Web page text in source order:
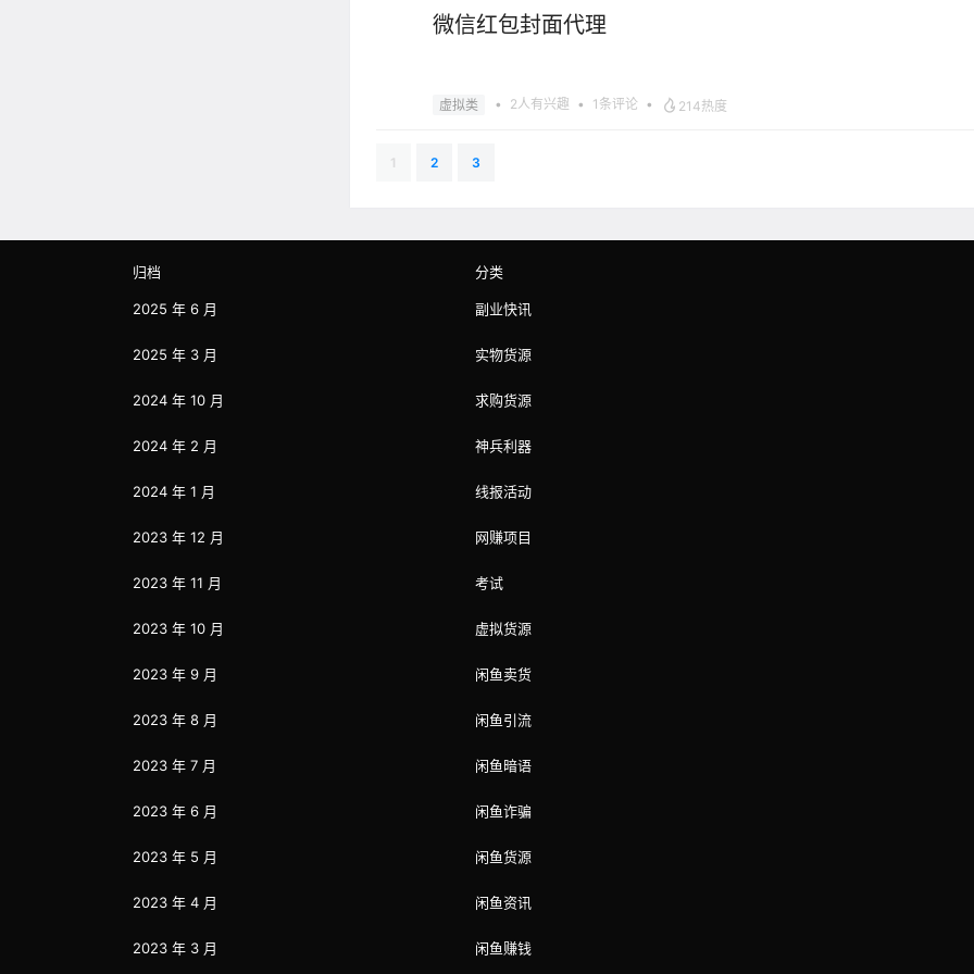
微信红包封面代理
虚拟类 • 2人有兴趣 • 1条评论 • 214热度
1 2 3
归档
2025 年 6 月
2025 年 3 月
2024 年 10 月
2024 年 2 月
2024 年 1 月
2023 年 12 月
2023 年 11 月
2023 年 10 月
2023 年 9 月
2023 年 8 月
2023 年 7 月
2023 年 6 月
2023 年 5 月
2023 年 4 月
2023 年 3 月
分类
副业快讯
实物货源
求购货源
神兵利器
线报活动
网赚项目
考试
虚拟货源
闲鱼卖货
闲鱼引流
闲鱼暗语
闲鱼诈骗
闲鱼货源
闲鱼资讯
闲鱼赚钱